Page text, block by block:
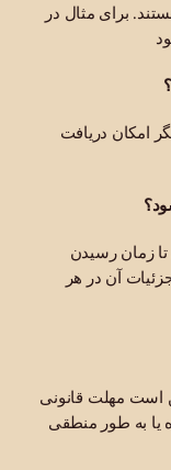
برای مثال در
امکان دریافت
تا زمان رسیدن
جزئیات آن در هر
است مهلت قانونی
یا به طور منطقی